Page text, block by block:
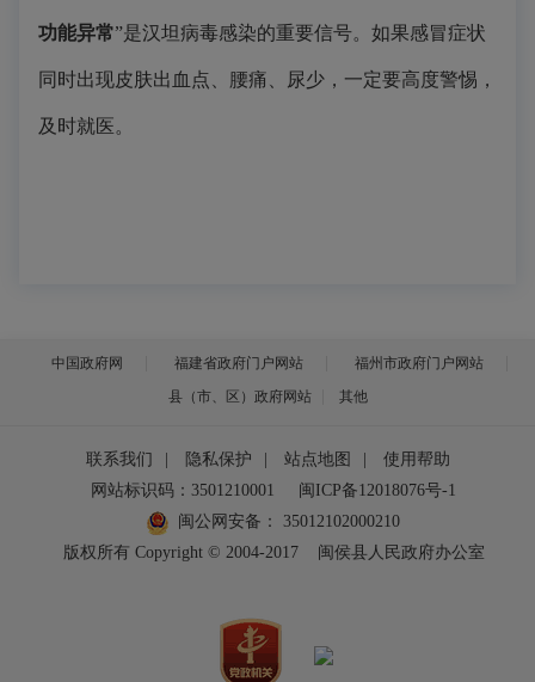
功能异常”是汉坦病毒感染的重要信号。如果感冒症状
同时出现皮肤出血点、腰痛、尿少，一定要高度警惕，
及时就医。
中国政府网 福建省政府门户网站
福州市政府门户网站
县（市、区）政府网站
其他
联系我们 隐私保护 站点地图
使用帮助
网站标识码：3501210001
闽ICP备12018076号-1
闽公网安备：
35012102000210
版权所有 Copyright © 2004-2017
闽侯县人民政府办公室